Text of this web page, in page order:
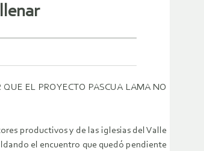
EL PROYECTO PASCUA LAMA NO
productivos y de las iglesias del Valle
el encuentro que quedó pendiente